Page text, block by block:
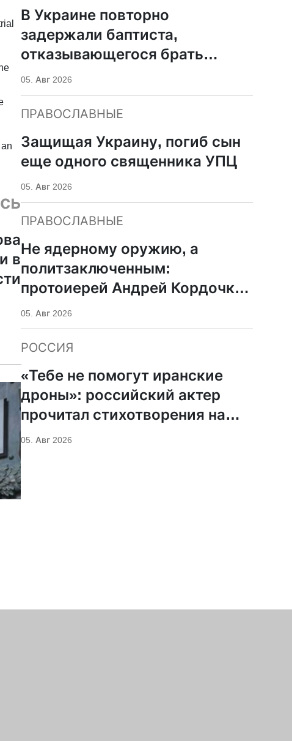
в
В Украине повторно
задержали баптиста,
отказывающегося брать
оружие
05. Авг 2026
ПРАВОСЛАВНЫЕ
Защищая Украину, погиб сын
еще одного священника УПЦ
05. Авг 2026
ПРАВОСЛАВНЫЕ
Не ядерному оружию, а
политзаключенным:
протоиерей Андрей Кордочкин
предложил иное
покровительство для
Серафима Саровского
05. Авг 2026
РОССИЯ
«Тебе не помогут иранские
дроны»: российский актер
прочитал стихотворения на
фоне храмов РПЦ
05. Авг 2026